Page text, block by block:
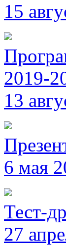
15
2019-
13
6 мая
Тест-
27